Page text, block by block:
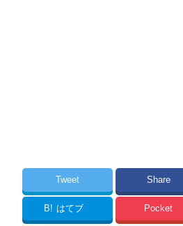
Tweet Share
B! はてブ Pocket